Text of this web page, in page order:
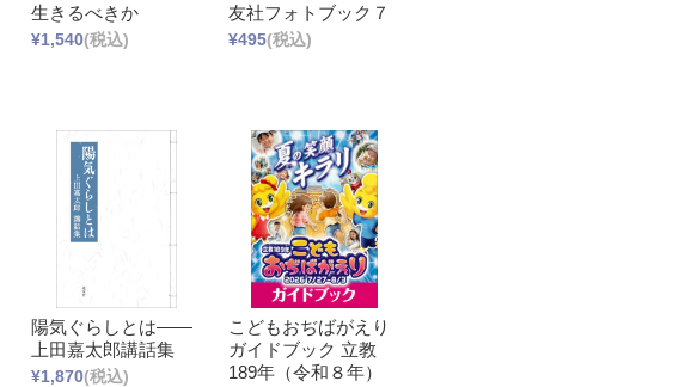
生きるべきか
¥1,540(税込)
友社フォトブック７
¥495(税込)
陽気ぐらしとは――
上田嘉太郎講話集
¥1,870(税込)
こどもおぢばがえり
ガイドブック 立教
189年（令和８年）